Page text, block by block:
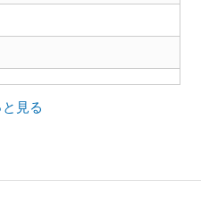
と見る